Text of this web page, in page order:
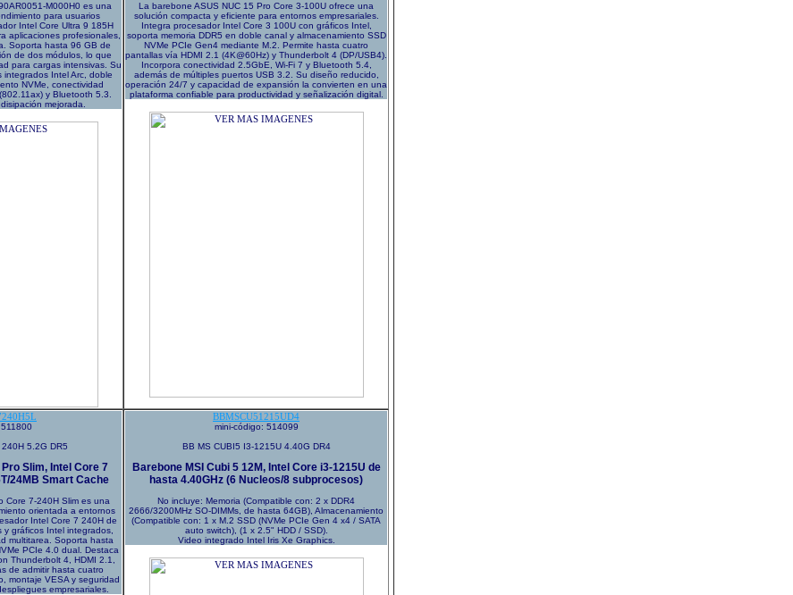
M000H0 es una
para usuarios
Intel Core Ultra 9 185H
aplicaciones profesionales,
Soporta hasta 96 GB de
de dos módulos, lo que
para cargas intensivas. Su
integrados Intel Arc, doble
NVMe, conectividad
y Bluetooth 5.3.
mejorada.
La barebone ASUS NUC 15 Pro Core 3-100U ofrece una
solución compacta y eficiente para entornos empresariales.
Integra procesador Intel Core 3 100U con gráficos Intel,
soporta memoria DDR5 en doble canal y almacenamiento SSD
NVMe PCIe Gen4 mediante M.2. Permite hasta cuatro
pantallas vía HDMI 2.1 (4K@60Hz) y Thunderbolt 4 (DP/USB4).
Incorpora conectividad 2.5GbE, Wi-Fi 7 y Bluetooth 5.4,
además de múltiples puertos USB 3.2. Su diseño reducido,
operación 24/7 y capacidad de expansión la convierten en una
plataforma confiable para productividad y señalización digital.
5.2G DR5
Slim, Intel Core 7
24MB Smart Cache
Core 7-240H Slim es una
orientada a entornos
Intel Core 7 240H de
gráficos Intel integrados,
multitarea. Soporta hasta
PCIe 4.0 dual. Destaca
Thunderbolt 4, HDMI 2.1,
de admitir hasta cuatro
montaje VESA y seguridad
empresariales.
BBMSCU51215UD4
mini-código: 514099
BB MS CUBI5 I3-1215U 4.40G DR4
Barebone MSI Cubi 5 12M, Intel Core i3-1215U de
hasta 4.40GHz (6 Nucleos/8 subprocesos)
No incluye: Memoria (Compatible con: 2 x DDR4
2666/3200MHz SO-DIMMs, de hasta 64GB), Almacenamiento
(Compatible con: 1 x M.2 SSD (NVMe PCIe Gen 4 x4 / SATA
auto switch), (1 x 2.5" HDD / SSD).
Video integrado Intel Iris Xe Graphics.